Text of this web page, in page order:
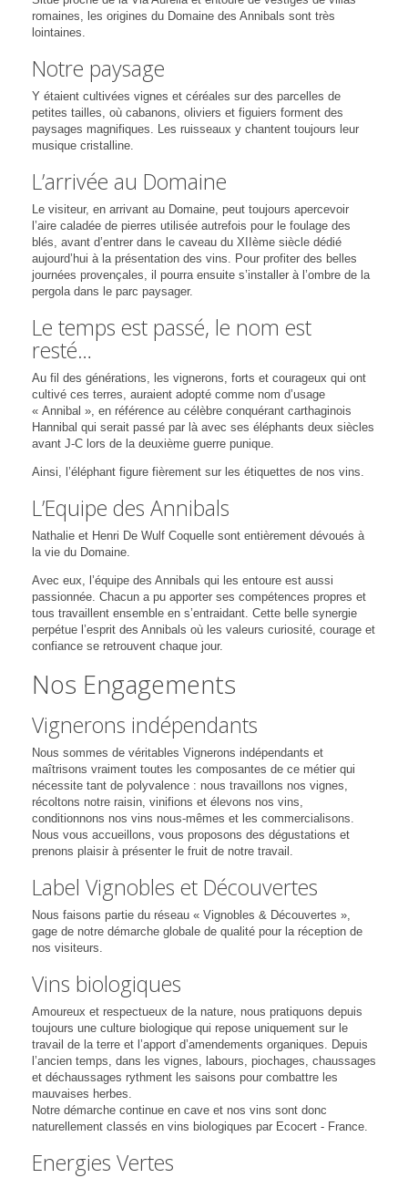
romaines, les origines du Domaine des Annibals sont très
lointaines.
Notre paysage
Y étaient cultivées vignes et céréales sur des parcelles de
petites tailles, où cabanons, oliviers et figuiers forment des
paysages magnifiques. Les ruisseaux y chantent toujours leur
musique cristalline.
L’arrivée au Domaine
Le visiteur, en arrivant au Domaine, peut toujours apercevoir
l’aire caladée de pierres utilisée autrefois pour le foulage des
blés, avant d’entrer dans le caveau du XIIème siècle dédié
aujourd’hui à la présentation des vins. Pour profiter des belles
journées provençales, il pourra ensuite s’installer à l’ombre de la
pergola dans le parc paysager.
Le temps est passé, le nom est
resté…
Au fil des générations, les vignerons, forts et courageux qui ont
cultivé ces terres, auraient adopté comme nom d’usage
« Annibal », en référence au célèbre conquérant carthaginois
Hannibal qui serait passé par là avec ses éléphants deux siècles
avant J-C lors de la deuxième guerre punique.
Ainsi, l’éléphant figure fièrement sur les étiquettes de nos vins.
L’Equipe des Annibals
Nathalie et Henri De Wulf Coquelle sont entièrement dévoués à
la vie du Domaine.
Avec eux, l’équipe des Annibals qui les entoure est aussi
passionnée. Chacun a pu apporter ses compétences propres et
tous travaillent ensemble en s’entraidant. Cette belle synergie
perpétue l’esprit des Annibals où les valeurs curiosité, courage et
confiance se retrouvent chaque jour.
Nos Engagements
Vignerons indépendants
Nous sommes de véritables Vignerons indépendants et
maîtrisons vraiment toutes les composantes de ce métier qui
nécessite tant de polyvalence : nous travaillons nos vignes,
récoltons notre raisin, vinifions et élevons nos vins,
conditionnons nos vins nous-mêmes et les commercialisons.
Nous vous accueillons, vous proposons des dégustations et
prenons plaisir à présenter le fruit de notre travail.
Label Vignobles et Découvertes
Nous faisons partie du réseau « Vignobles & Découvertes »,
gage de notre démarche globale de qualité pour la réception de
nos visiteurs.
Vins biologiques
Amoureux et respectueux de la nature, nous pratiquons depuis
toujours une culture biologique qui repose uniquement sur le
travail de la terre et l’apport d’amendements organiques. Depuis
l’ancien temps, dans les vignes, labours, piochages, chaussages
et déchaussages rythment les saisons pour combattre les
mauvaises herbes.
Notre démarche continue en cave et nos vins sont donc
naturellement classés en vins biologiques par Ecocert - France.
Energies Vertes